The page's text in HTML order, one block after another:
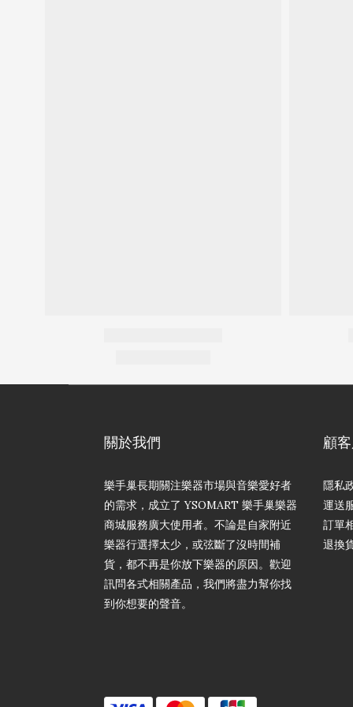
關於我們
樂手巢長期關注樂器市場與音樂愛好者
的需求，成立了 YSOMART 樂手巢樂器
商城服務廣大使用者。不論是自家附近
樂器行選擇太少，或弦斷了沒時間補
貨，都不再是你放下樂器的原因。歡迎
訊問各式相關產品，我們將盡力幫你找
到你想要的聲音。
顧
隱私
運送
訂單
退換